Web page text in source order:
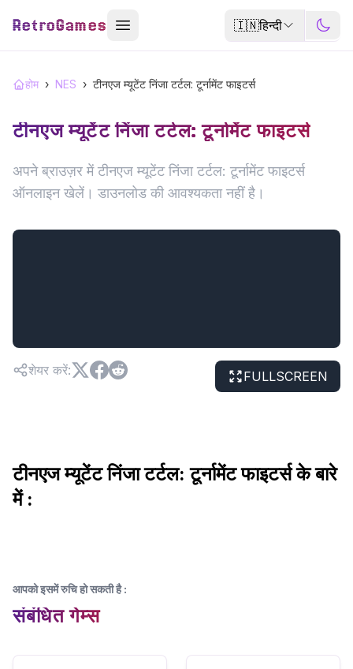
RetroGames 🇮🇳हिन्दी
होम › NES › टीनएज म्यूटेंट निंजा टर्टल: टूर्नामेंट फाइटर्स
टीनएज म्यूटेंट निंजा टर्टल: टूर्नामेंट फाइटर्स
अपने ब्राउज़र में टीनएज म्यूटेंट निंजा टर्टल: टूर्नामेंट फाइटर्स
ऑनलाइन खेलें। डाउनलोड की आवश्यकता नहीं है।
शेयर करें: FULLSCREEN
टीनएज म्यूटेंट निंजा टर्टल: टूर्नामेंट फाइटर्स के बारे
में :
आपको इसमें रुचि हो सकती है:
संबंधित गेम्स